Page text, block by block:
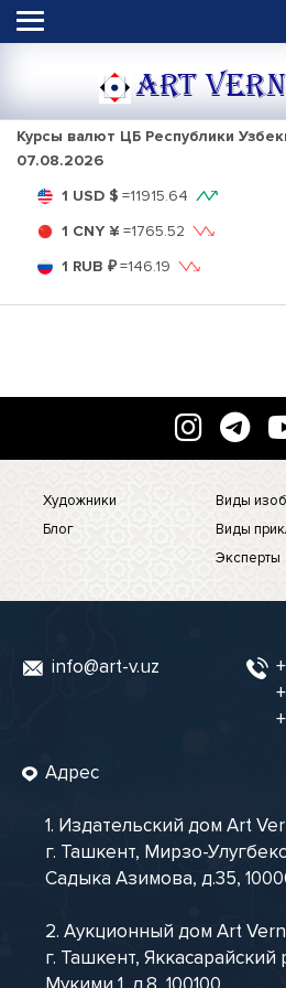
ART
Курсы валют ЦБ Республики
07.08.2026
1 USD $ =11915.64
1 CNY ¥ =1765.52
1 RUB ₽=146.19
Художники
Блог
Виды
Виды
Эксперты
info@art-v.uz
Адрес
1. Издательский дом Art
г. Ташкент, Мирзо-
Садыка Азимова, д.35,
2. Аукционный дом Art
г. Ташкент, Яккасарайский